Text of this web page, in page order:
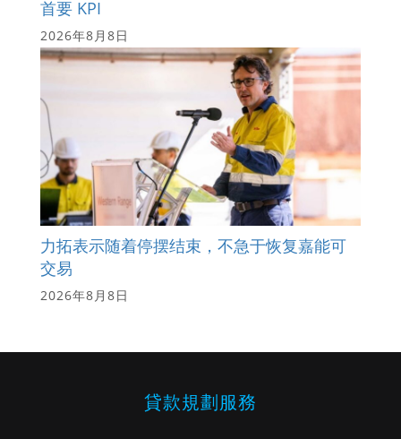
首要 KPI
2026年8月8日
力拓表示随着停摆结束，不急于恢复嘉能可
交易
2026年8月8日
貸款規劃服務